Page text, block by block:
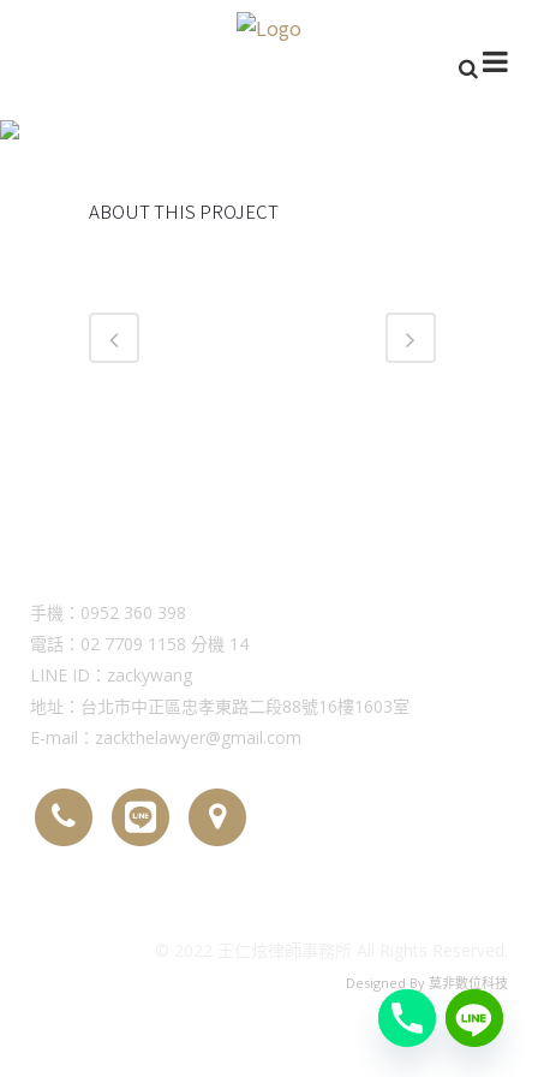
ABOUT THIS PROJECT
手機：0952 360 398
電話：02 7709 1158 分機 14
LINE ID：zackywang
地址：台北市中正區忠孝東路二段88號16樓1603室
E-mail：zackthelawyer@gmail.com
Designed By 莫非數位科技